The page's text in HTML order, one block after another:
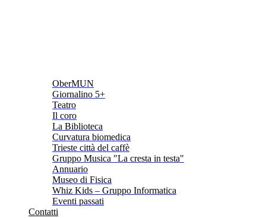
OberMUN
Giornalino 5+
Teatro
Il coro
La Biblioteca
Curvatura biomedica
Trieste città del caffè
Gruppo Musica "La cresta in testa"
Annuario
Museo di Fisica
Whiz Kids – Gruppo Informatica
Eventi passati
Contatti